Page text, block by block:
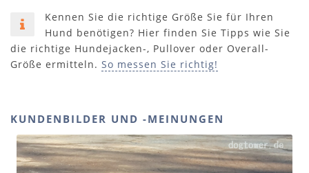
Kennen Sie die richtige Größe Sie für Ihren
Hund benötigen? Hier finden Sie Tipps wie Sie
die richtige Hundejacken-, Pullover oder Overall-
Größe ermitteln. So messen Sie richtig!
KUNDENBILDER UND -MEINUNGEN